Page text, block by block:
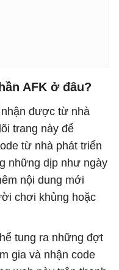
AFK ở đâu?
được từ nhà
trang này để
từ nhà phát triển
những dịp như ngày
nội dung mới
chơi khủng hoặc
tung ra những đợt
gia và nhận code